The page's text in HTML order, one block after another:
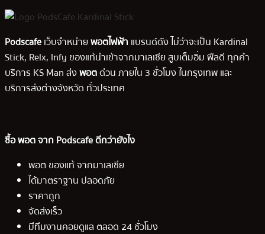
Podscafeเว็บจำหน่ายพอตไฟฟ้า แบรนด์ดัง ไม่ว่าจะเป็น Kardinal
Stick, Relx, Infy ของแท้นำเข้าจากมาเลเซีย สูบเต็มอิ่ม ฟีลดี ทุกคำ
บริการ KS Man ส่งพอตด่วน ภายใน 3 ชั่วโมง ในกรุงเทพ และ
บริการส่งต่างจังหวัด ทั่วประเทศ
ซื้อ พอต จาก Podscafe ดีกว่ายังไง
พอต ของแท้ จากมาเลเซีย
ได้มาตราฐาน ปลอดภัย
ราคาถูก
จัดส่งเร็ว
มีทีมงานคอยดูแล ตลอด 24 ชั่วโมง